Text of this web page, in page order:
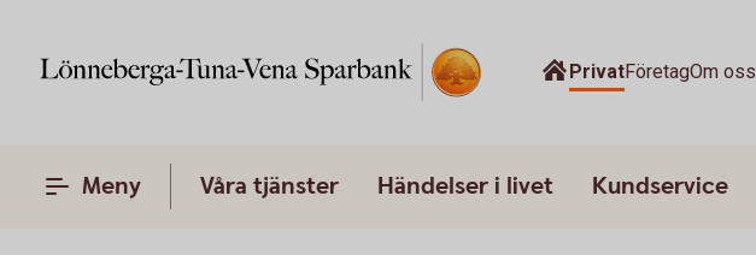
PrivatFöretagOm oss
Meny Våra tjänster Händelser i livet Kundservice